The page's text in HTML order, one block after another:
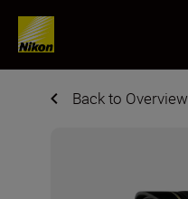
Back to Overview